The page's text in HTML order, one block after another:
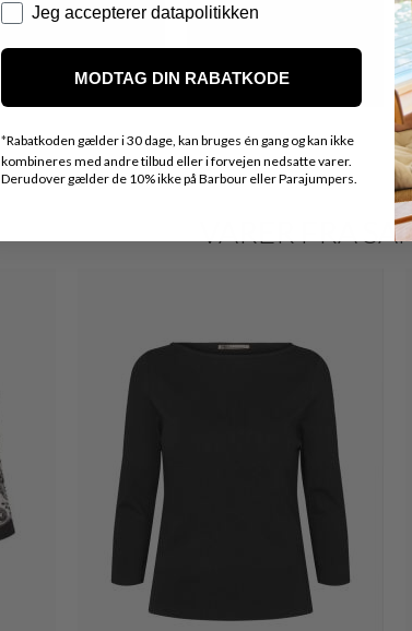
VARER FRA
Datapolitik
Jeg accepterer datapolitikken
MODTAG DIN RABATKODE
*Rabatkoden gælder i 30 dage, kan bruges én gang og kan ikke
kombineres med andre tilbud eller i forvejen nedsatte varer.
Derudover gælder de 10% ikke på Barbour eller Parajumpers.